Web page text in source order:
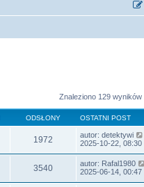
Znaleziono 129 wyników
ODSŁONY OSTATNI POST
1972 autor: detektywi
2025-10-22, 08:30
3540 autor: Rafal1980
2025-06-14, 00:47